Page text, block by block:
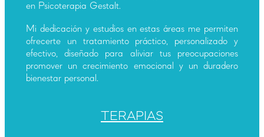
en Psicoterapia Gestalt.
Mi dedicación y estudios en estas áreas me permiten
ofrecerte un tratamiento práctico, personalizado y
efectivo, diseñado para aliviar tus preocupaciones
promover un crecimiento emocional y un duradero
bienestar personal.
TERAPIAS